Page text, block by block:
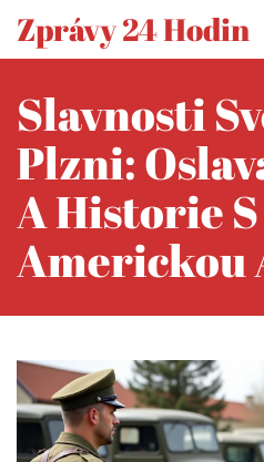
Zprávy 24 Hodin
Slavnosti
Plzni:
A Historie S
Americkou